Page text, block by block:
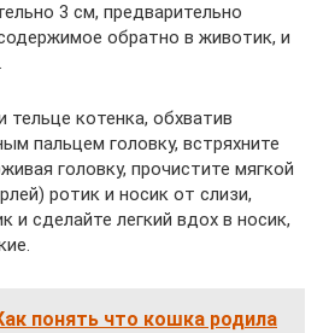
3 см, предварительно
обратно в животик, и
тельце котенка, обхватив
пальцем головку, встряхните
головку, прочистите мягкой
ротик и носик от слизи,
и сделайте легкий вдох в носик,
понять что кошка родила